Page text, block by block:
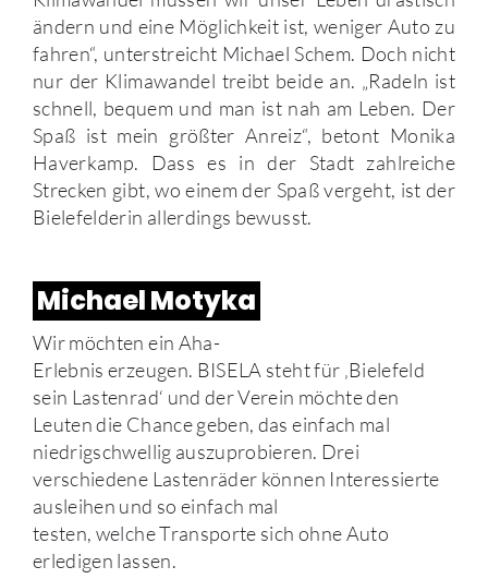
ändern und eine Möglichkeit ist, weniger Auto zu
fahren“, unterstreicht Michael Schem. Doch nicht
nur der Klimawandel treibt beide an. „Radeln ist
schnell, bequem und man ist nah am Leben. Der
Spaß ist mein größter Anreiz“, betont Monika
Haverkamp. Dass es in der Stadt zahlreiche
Strecken gibt, wo einem der Spaß vergeht, ist der
Bielefelderin allerdings bewusst.
Michael Motyka
Wir möchten ein Aha-
Erlebnis erzeugen. BISELA steht für ‚Bielefeld
sein Lastenrad‘ und der Verein möchte den
Leuten die Chance geben, das einfach mal
niedrigschwellig auszuprobieren. Drei
verschiedene Lastenräder können Interessierte
ausleihen und so einfach mal
testen, welche Transporte sich ohne Auto
erledigen lassen.